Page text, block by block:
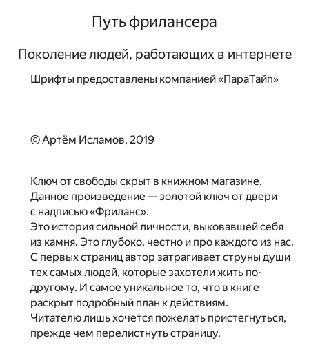
Путь фрилансера
Поколение людей, работающих в интернете
Шрифты предоставлены компанией «ПараТайп»
© Артём Исламов, 2019
Ключ от свободы скрыт в книжном магазине.
Данное произведение — золотой ключ от двери
с надписью «Фриланс».
Это история сильной личности, выковавшей себя
из камня. Это глубоко, честно и про каждого из нас.
С первых страниц автор затрагивает струны души
тех самых людей, которые захотели жить по-
другому. И самое уникальное то, что в книге
раскрыт подробный план к действиям.
Читателю лишь хочется пожелать пристегнуться,
прежде чем перелистнуть страницу.